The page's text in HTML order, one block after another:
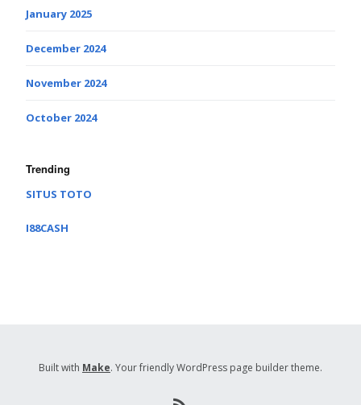
January 2025
December 2024
November 2024
October 2024
Trending
SITUS TOTO
I88CASH
Built with Make. Your friendly WordPress page builder theme.